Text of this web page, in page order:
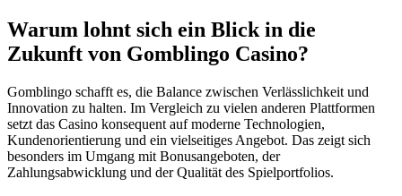
Warum lohnt sich ein Blick in die
Zukunft von Gomblingo Casino?
Gomblingo schafft es, die Balance zwischen Verlässlichkeit und
Innovation zu halten. Im Vergleich zu vielen anderen Plattformen
setzt das Casino konsequent auf moderne Technologien,
Kundenorientierung und ein vielseitiges Angebot. Das zeigt sich
besonders im Umgang mit Bonusangeboten, der
Zahlungsabwicklung und der Qualität des Spielportfolios.